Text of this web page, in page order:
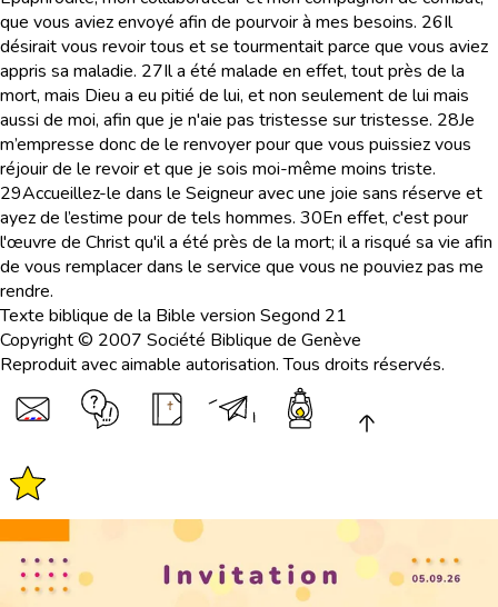
que vous aviez envoyé afin de pourvoir à mes besoins. 26Il
désirait vous revoir tous et se tourmentait parce que vous aviez
appris sa maladie. 27Il a été malade en effet, tout près de la
mort, mais Dieu a eu pitié de lui, et non seulement de lui mais
aussi de moi, afin que je n'aie pas tristesse sur tristesse. 28Je
m’empresse donc de le renvoyer pour que vous puissiez vous
réjouir de le revoir et que je sois moi-même moins triste.
29Accueillez-le dans le Seigneur avec une joie sans réserve et
ayez de l’estime pour de tels hommes. 30En effet, c'est pour
l'œuvre de Christ qu'il a été près de la mort; il a risqué sa vie afin
de vous remplacer dans le service que vous ne pouviez pas me
rendre.
Texte biblique de la Bible version Segond 21
Copyright © 2007 Société Biblique de Genève
Reproduit avec aimable autorisation. Tous droits réservés.